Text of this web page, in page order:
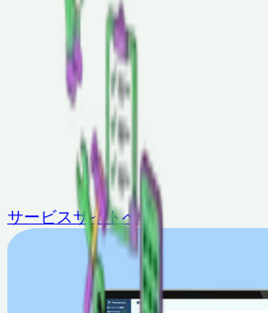
サービスサイトへ